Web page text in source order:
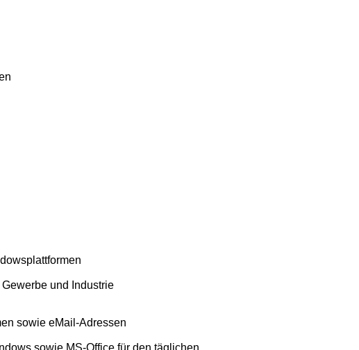
und Industrie
sowie eMail-Adressen
sowie MS-Office für den täglichen